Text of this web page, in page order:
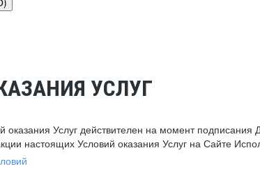
УСЛУГ
оказания Услуг действителен на момент
настоящих Условий оказания Услуг на Сайте